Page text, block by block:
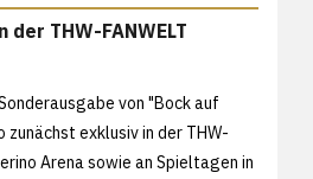
THW-FANWELT
von "Bock auf
zunächst exklusiv in der THW-
Arena sowie an Spieltagen in